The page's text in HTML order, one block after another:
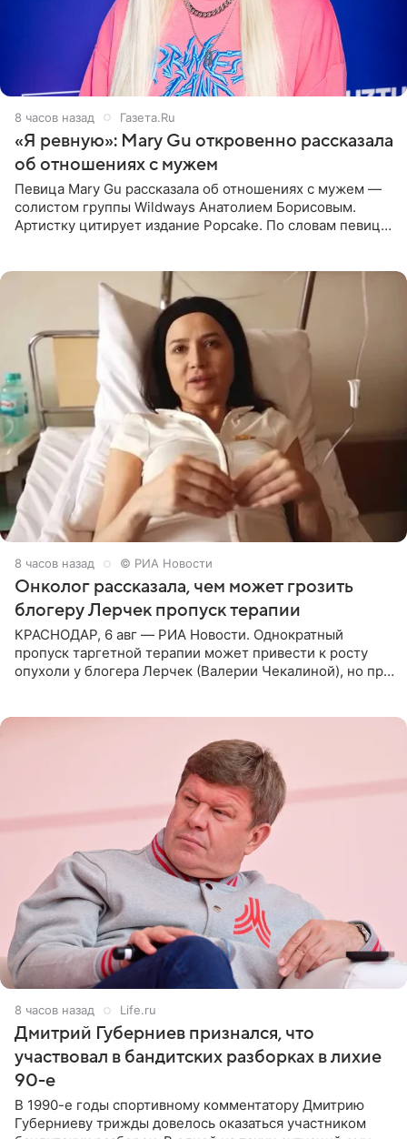
8 часов назад Газета.Ru
«Я ревную»: Mary Gu откровенно рассказала
об отношениях с мужем
Певица Mary Gu рассказала об отношениях с мужем —
солистом группы Wildways Анатолием Борисовым.
Артистку цитирует издание Popcake. По словам певицы,
8 часов назад © РИА Новости
Онколог рассказала, чем может грозить
блогеру Лерчек пропуск терапии
КРАСНОДАР, 6 авг — РИА Новости. Однократный
пропуск таргетной терапии может привести к росту
опухоли у блогера Лерчек (Валерии Чекалиной), но при
8 часов назад Life.ru
Дмитрий Губерниев признался, что
участвовал в бандитских разборках в лихие
90-е
В 1990-е годы спортивному комментатору Дмитрию
Губерниеву трижды довелось оказаться участником